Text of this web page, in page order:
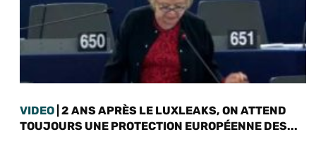
VIDEO | 2 ANS APRÈS LE LUXLEAKS, ON ATTEND
TOUJOURS UNE PROTECTION EUROPÉENNE DES...